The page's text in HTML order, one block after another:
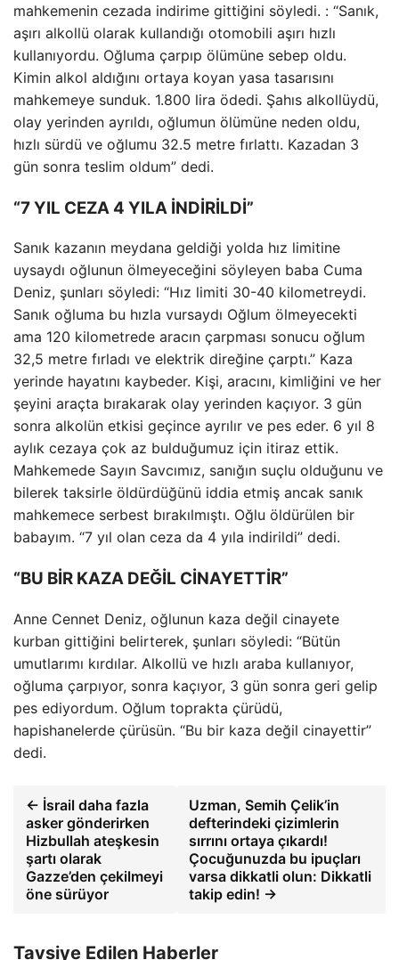
mahkemenin cezada indirime gittiğini söyledi. : “Sanık,
aşırı alkollü olarak kullandığı otomobili aşırı hızlı
kullanıyordu. Oğluma çarpıp ölümüne sebep oldu.
Kimin alkol aldığını ortaya koyan yasa tasarısını
mahkemeye sunduk. 1.800 lira ödedi. Şahıs alkollüydü,
olay yerinden ayrıldı, oğlumun ölümüne neden oldu,
hızlı sürdü ve oğlumu 32.5 metre fırlattı. Kazadan 3
gün sonra teslim oldum” dedi.
“7 YIL CEZA 4 YILA İNDİRİLDİ”
Sanık kazanın meydana geldiği yolda hız limitine
uysaydı oğlunun ölmeyeceğini söyleyen baba Cuma
Deniz, şunları söyledi: “Hız limiti 30-40 kilometreydi.
Sanık oğluma bu hızla vursaydı Oğlum ölmeyecekti
ama 120 kilometrede aracın çarpması sonucu oğlum
32,5 metre fırladı ve elektrik direğine çarptı.” Kaza
yerinde hayatını kaybeder. Kişi, aracını, kimliğini ve her
şeyini araçta bırakarak olay yerinden kaçıyor. 3 gün
sonra alkolün etkisi geçince ayrılır ve pes eder. 6 yıl 8
aylık cezaya çok az bulduğumuz için itiraz ettik.
Mahkemede Sayın Savcımız, sanığın suçlu olduğunu ve
bilerek taksirle öldürdüğünü iddia etmiş ancak sanık
mahkemece serbest bırakılmıştı. Oğlu öldürülen bir
babayım. “7 yıl olan ceza da 4 yıla indirildi” dedi.
“BU BİR KAZA DEĞİL CİNAYETTİR”
Anne Cennet Deniz, oğlunun kaza değil cinayete
kurban gittiğini belirterek, şunları söyledi: “Bütün
umutlarımı kırdılar. Alkollü ve hızlı araba kullanıyor,
oğluma çarpıyor, sonra kaçıyor, 3 gün sonra geri gelip
pes ediyordum. Oğlum toprakta çürüdü,
hapishanelerde çürüsün. “Bu bir kaza değil cinayettir”
dedi.
← İsrail daha fazla
asker gönderirken
Hizbullah ateşkesin
şartı olarak
Gazze’den çekilmeyi
öne sürüyor
Uzman, Semih Çelik’in
defterindeki çizimlerin
sırrını ortaya çıkardı!
Çocuğunuzda bu ipuçları
varsa dikkatli olun: Dikkatli
takip edin! →
Tavsiye Edilen Haberler